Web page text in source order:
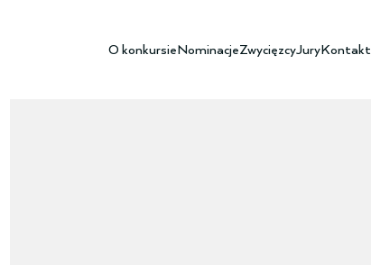
O konkursieNominacjeZwycięzcyJuryKontakt